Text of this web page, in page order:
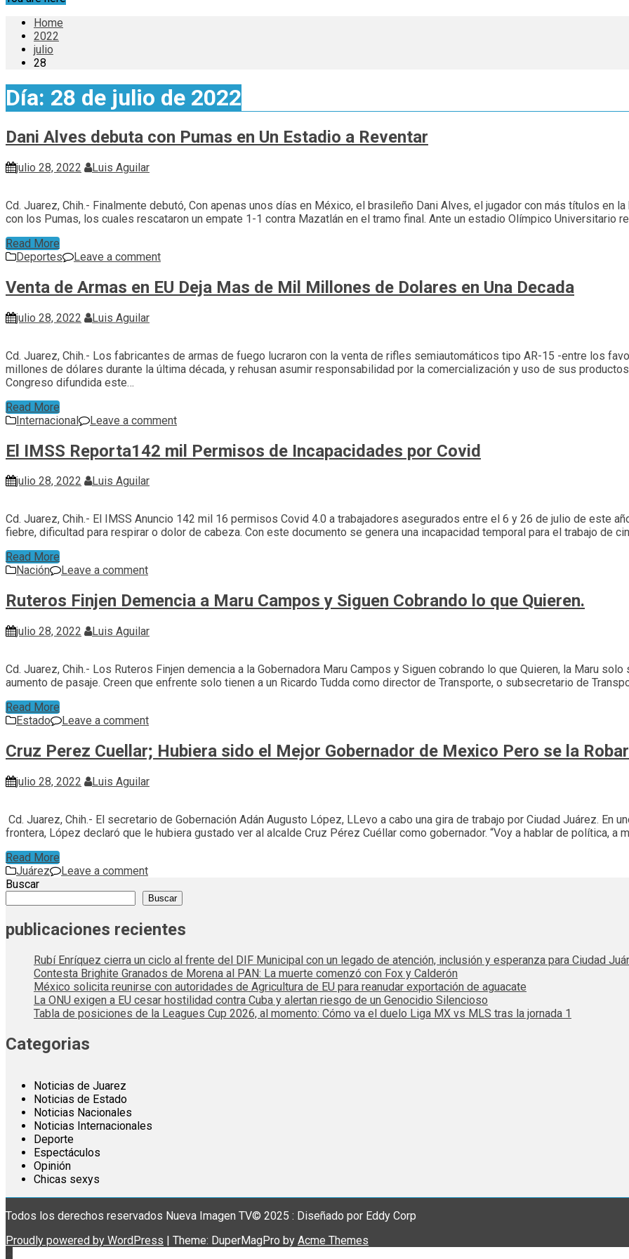
Home
2022
julio
28
Día: 28 de julio de 2022
Dani Alves debuta con Pumas en Un Estadio a Reventar
julio 28, 2022 Luis Aguilar
Cd. Juarez, Chih.- Finalmente debutó, Con apenas unos días en México, el brasileño Dani Alves, el jugador con más títulos en
con los Pumas, los cuales rescataron un empate 1-1 contra Mazatlán en el tramo final. Ante un estadio Olímpico
Read More
Deportes
Leave a comment
Venta de Armas en EU Deja Mas de Mil Millones de Dolares en Una Decada
julio 28, 2022 Luis Aguilar
Cd. Juarez, Chih.- Los fabricantes de armas de fuego lucraron con la venta de rifles semiautomáticos tipo AR-15 -entre los
millones de dólares durante la última década, y rehusan asumir responsabilidad por la comercialización y uso de sus
Congreso difundida este…
Read More
Internacional
Leave a comment
El IMSS Reporta142 mil Permisos de Incapacidades por Covid
julio 28, 2022 Luis Aguilar
Cd. Juarez, Chih.- El IMSS Anuncio 142 mil 16 permisos Covid 4.0 a trabajadores asegurados entre el 6 y 26 de julio de este
fiebre, dificultad para respirar o dolor de cabeza. Con este documento se genera una incapacidad temporal para el trabajo de
Read More
Nación
Leave a comment
Ruteros Finjen Demencia a Maru Campos y Siguen Cobrando lo que Quieren.
julio 28, 2022 Luis Aguilar
Cd. Juarez, Chih.- Los Ruteros Finjen demencia a la Gobernadora Maru Campos y Siguen cobrando lo que Quieren, la Maru
aumento de pasaje. Creen que enfrente solo tienen a un Ricardo Tudda como director de Transporte, o subsecretario de
Read More
Estado
Leave a comment
Cruz Perez Cuellar; Hubiera sido el Mejor Gobernador de Mexico Pero se la
julio 28, 2022 Luis Aguilar
Cd. Juarez, Chih.- El secretario de Gobernación Adán Augusto López, LLevo a cabo una gira de trabajo por Ciudad Juárez.
frontera, López declaró que le hubiera gustado ver al alcalde Cruz Pérez Cuéllar como gobernador. “Voy a hablar de política, a
Read More
Juárez
Leave a comment
Buscar
Buscar
publicaciones recientes
Rubí Enríquez cierra un ciclo al frente del DIF Municipal con un legado de atención, inclusión y esperanza para Ciudad
Contesta Brighite Granados de Morena al PAN: La muerte comenzó con Fox y Calderón
México solicita reunirse con autoridades de Agricultura de EU para reanudar exportación de aguacate
La ONU exigen a EU cesar hostilidad contra Cuba y alertan riesgo de un Genocidio Silencioso
Tabla de posiciones de la Leagues Cup 2026, al momento: Cómo va el duelo Liga MX vs MLS tras la jornada 1
Categorias
Noticias de Juarez
Noticias de Estado
Noticias Nacionales
Noticias Internacionales
Deporte
Espectáculos
Opinión
Chicas sexys
Todos los derechos reservados Nueva Imagen TV© 2025 : Diseñado por Eddy Corp
Proudly powered by WordPress | Theme: DuperMagPro by Acme Themes